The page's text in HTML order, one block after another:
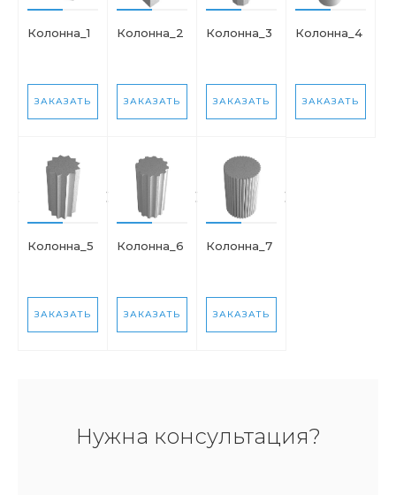
Колонна_1
ЗАКАЗАТЬ
Колонна_2
ЗАКАЗАТЬ
Колонна_3
ЗАКАЗАТЬ
Колонна_4
ЗАКАЗАТЬ
Колонна_5
ЗАКАЗАТЬ
Колонна_6
ЗАКАЗАТЬ
Колонна_7
ЗАКАЗАТЬ
Нужна консультация?